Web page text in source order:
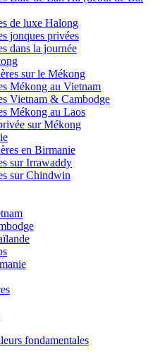
de luxe Halong
jonques privées
dans la journée
sur le Mékong
Mékong au Vietnam
Vietnam & Cambodge
Mékong au Laos
sur Mékong
en Birmanie
sur Irrawaddy
sur Chindwin
fondamentales